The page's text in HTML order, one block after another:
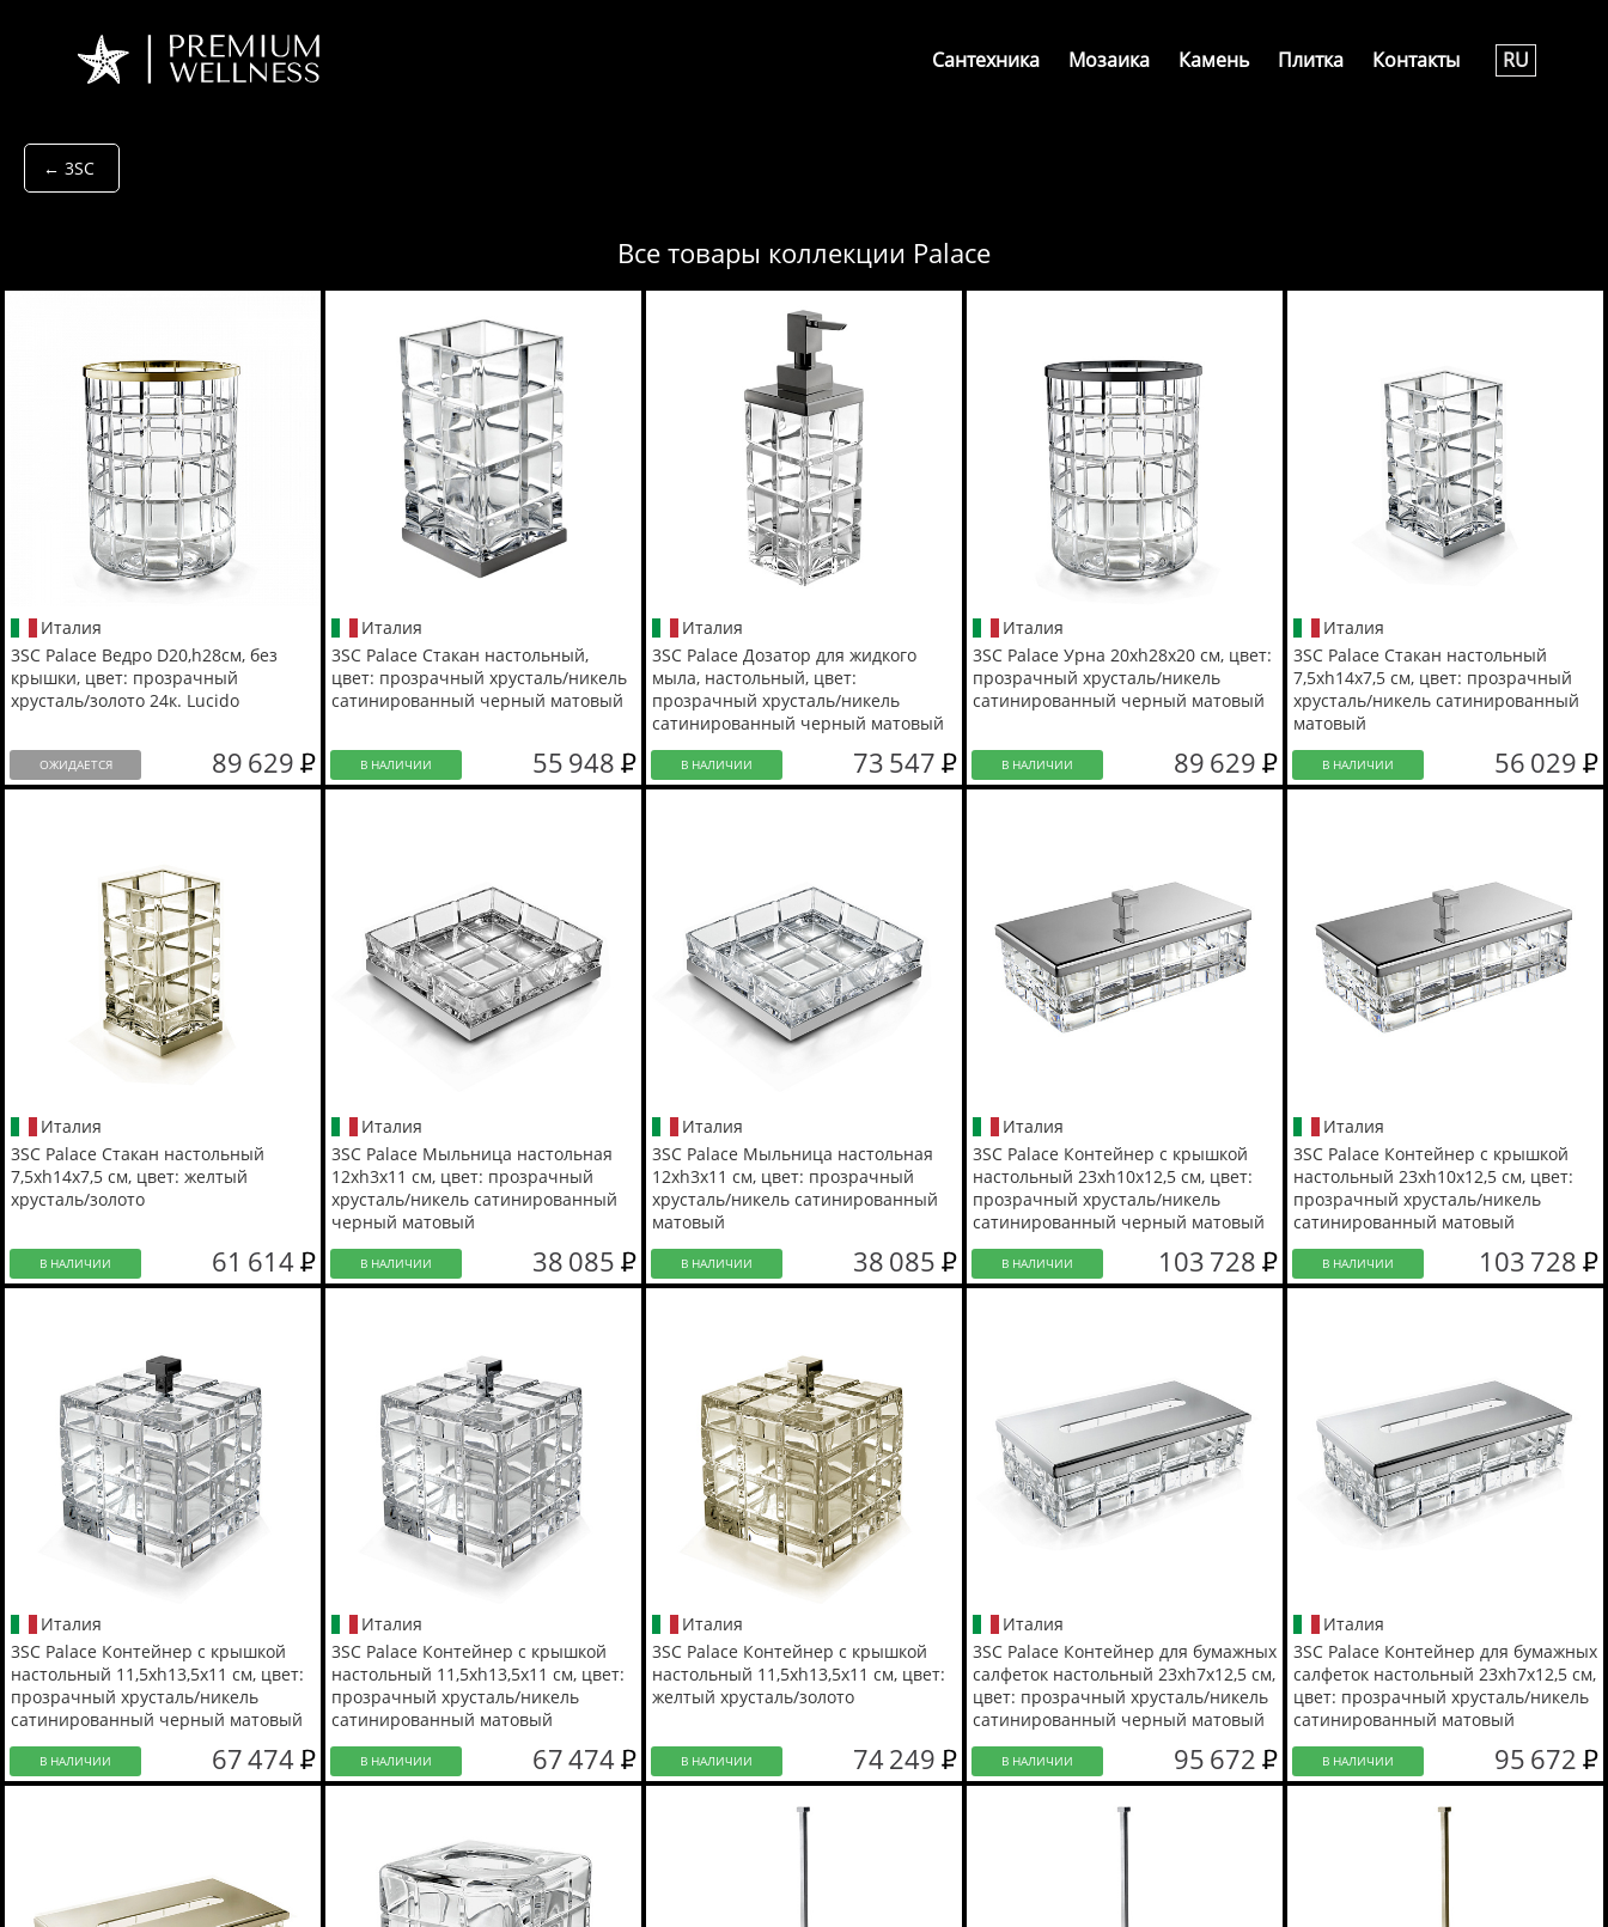
Сантехника Мозаика Камень Плитка Контакты RU
← 3SC
Все товары коллекции Palace
Италия
3SC Palace Ведро D20,h28см, без
крышки, цвет: прозрачный
хрусталь/золото 24к. Lucido
ОЖИДАЕТСЯ 89 629
Италия
3SC Palace Стакан настольный,
цвет: прозрачный хрусталь/никель
сатинированный черный матовый
В НАЛИЧИИ 55 948
Италия
3SC Palace Дозатор для жидкого
мыла, настольный, цвет:
прозрачный хрусталь/никель
сатинированный черный матовый
В НАЛИЧИИ 73 547
Италия
3SC Palace Урна 20хh28х20 см, цвет:
прозрачный хрусталь/никель
сатинированный черный матовый
В НАЛИЧИИ 89 629
Италия
3SC Palace Стакан настольный
7,5хh14х7,5 см, цвет: прозрачный
хрусталь/никель сатинированный
матовый
В НАЛИЧИИ 56 029
Италия
3SC Palace Стакан настольный
7,5хh14х7,5 см, цвет: желтый
хрусталь/золото
В НАЛИЧИИ 61 614
Италия
3SC Palace Мыльница настольная
12хh3х11 см, цвет: прозрачный
хрусталь/никель сатинированный
черный матовый
В НАЛИЧИИ 38 085
Италия
3SC Palace Мыльница настольная
12хh3х11 см, цвет: прозрачный
хрусталь/никель сатинированный
матовый
В НАЛИЧИИ 38 085
Италия
3SC Palace Контейнер с крышкой
настольный 23хh10х12,5 см, цвет:
прозрачный хрусталь/никель
сатинированный черный матовый
В НАЛИЧИИ 103 728
Италия
3SC Palace Контейнер с крышкой
настольный 23хh10х12,5 см, цвет:
прозрачный хрусталь/никель
сатинированный матовый
В НАЛИЧИИ 103 728
Италия
3SC Palace Контейнер с крышкой
настольный 11,5хh13,5х11 см, цвет:
прозрачный хрусталь/никель
сатинированный черный матовый
В НАЛИЧИИ 67 474
Италия
3SC Palace Контейнер с крышкой
настольный 11,5хh13,5х11 см, цвет:
прозрачный хрусталь/никель
сатинированный матовый
В НАЛИЧИИ 67 474
Италия
3SC Palace Контейнер с крышкой
настольный 11,5хh13,5х11 см, цвет:
желтый хрусталь/золото
В НАЛИЧИИ 74 249
Италия
3SC Palace Контейнер для бумажных
салфеток настольный 23хh7х12,5 см,
цвет: прозрачный хрусталь/никель
сатинированный черный матовый
В НАЛИЧИИ 95 672
Италия
3SC Palace Контейнер для бумажных
салфеток настольный 23хh7х12,5 см,
цвет: прозрачный хрусталь/никель
сатинированный матовый
В НАЛИЧИИ 95 672